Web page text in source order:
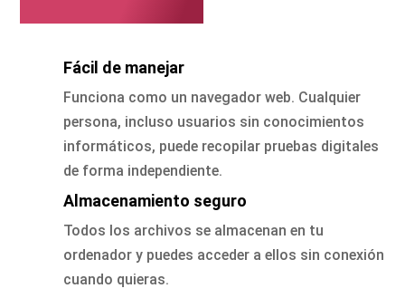
Fácil de manejar
Funciona como un navegador web. Cualquier
persona, incluso usuarios sin conocimientos
informáticos, puede recopilar pruebas digitales
de forma independiente.
Almacenamiento seguro
Todos los archivos se almacenan en tu
ordenador y puedes acceder a ellos sin conexión
cuando quieras.